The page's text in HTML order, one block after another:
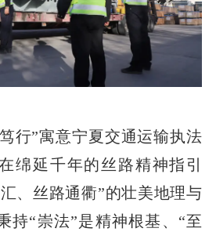
行”寓意宁夏交通运输执法
绵延千年的丝路精神指引
、丝路通衢”的壮美地理与
持“崇法”是精神根基、“至